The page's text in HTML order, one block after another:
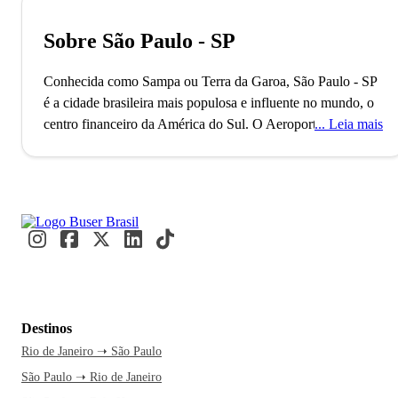
Sobre São Paulo - SP
Conhecida como Sampa ou Terra da Garoa, São Paulo - SP
é a cidade brasileira mais populosa e influente no mundo, o
centro financeiro da América do Sul. O Aeroporto de
eventos internacionais como a Bienal de Arte e a São Paulo
Fashion Week acontecem. Paulistanos e visitantes se
Paulista e suas atrações culturais. A cidade nunca dorme, e
essa energia contagiante é motivo mais do que suficiente
para embarcar agora. Uma passagem de ônibus pela Buser
Leia mais
Destinos
Rio de Janeiro ➝ São Paulo
São Paulo ➝ Rio de Janeiro